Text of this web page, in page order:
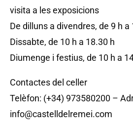
visita a les exposicions
De dilluns a divendres, de 9 h a
Dissabte, de 10 h a 18.30 h
Diumenge i festius, de 10 h a
Contactes del celler
Telèfon: (+34) 973580200 –
info@castelldelremei.com